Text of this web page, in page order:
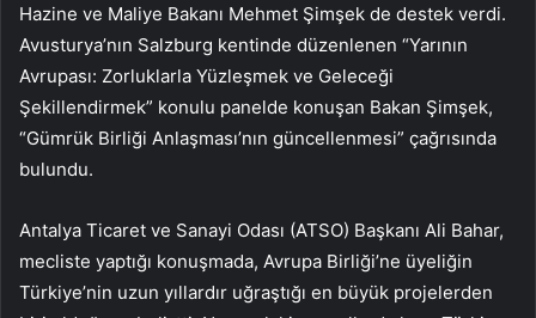
Hazine ve Maliye Bakanı Mehmet Şimşek de destek verdi.
Avusturya’nın Salzburg kentinde düzenlenen “Yarının
Avrupası: Zorluklarla Yüzleşmek ve Geleceği
Şekillendirmek” konulu panelde konuşan Bakan Şimşek,
“Gümrük Birliği Anlaşması’nın güncellenmesi” çağrısında
bulundu.
Antalya Ticaret ve Sanayi Odası (ATSO) Başkanı Ali Bahar,
mecliste yaptığı konuşmada, Avrupa Birliği’ne üyeliğin
Türkiye’nin uzun yıllardır uğraştığı en büyük projelerden